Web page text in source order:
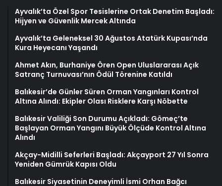
Ayvalık’ta Özel Spor Tesislerine Ortak Denetim Başladı:
Hijyen ve Güvenlik Mercek Altında
Ayvalık’ta Geleneksel 30 Ağustos Atatürk Kupası’nda
Kura Heyecanı Yaşandı
Ahmet Akın, Burhaniye Ören Open Uluslararası Açık
Satranç Turnuvası’nın Ödül Törenine Katıldı
Balıkesir’de Günler Süren Orman Yangınları Kontrol
Altına Alındı: Ekipler Olası Risklere Karşı Nöbette
Balıkesir Valiliği Son Durumu Açıkladı: Gömeç’te
Başlayan Orman Yangını Büyük Ölçüde Kontrol Altına
Alındı
Akçay-Midilli Seferleri Başladı: Akçayport 27 Yıl Sonra
Yeniden Gümrük Kapısı Oldu
Balıkesir Siyasetinin Deneyimli İsmi Orhan Bağcı